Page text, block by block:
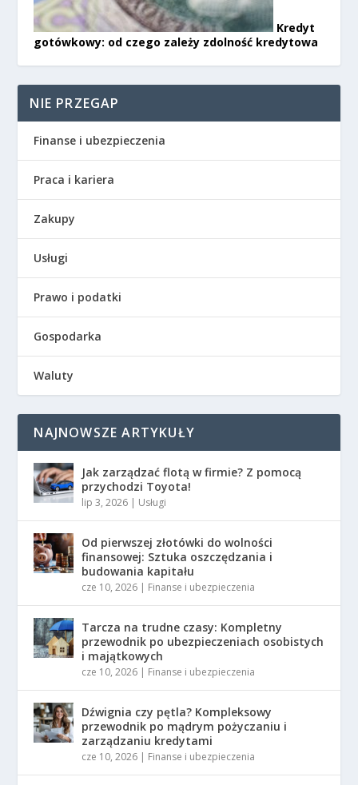
Kredyt
gotówkowy: od czego zależy zdolność kredytowa
NIE PRZEGAP
Finanse i ubezpieczenia
Praca i kariera
Zakupy
Usługi
Prawo i podatki
Gospodarka
Waluty
NAJNOWSZE ARTYKUŁY
Jak zarządzać flotą w firmie? Z pomocą
przychodzi Toyota!
lip 3, 2026 | Usługi
Od pierwszej złotówki do wolności
finansowej: Sztuka oszczędzania i
budowania kapitału
cze 10, 2026 | Finanse i ubezpieczenia
Tarcza na trudne czasy: Kompletny
przewodnik po ubezpieczeniach osobistych
i majątkowych
cze 10, 2026 | Finanse i ubezpieczenia
Dźwignia czy pętla? Kompleksowy
przewodnik po mądrym pożyczaniu i
zarządzaniu kredytami
cze 10, 2026 | Finanse i ubezpieczenia